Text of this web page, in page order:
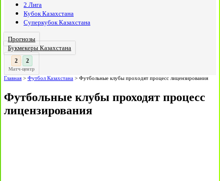
2 Лига
Кубок Казахстана
Суперкубок Казахстана
Прогнозы
Букмекеры Казахстана
3 : 3
Матч-центр
Главная > Футбол Казахстана > Футбольные клубы проходят процесс лицензирования
Футбольные клубы проходят процесс
лицензирования